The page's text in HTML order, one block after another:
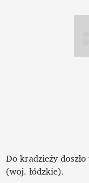
Do kradzieży